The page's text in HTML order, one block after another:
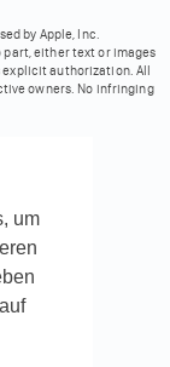
um
by Apple, Inc.
either text or images
explicit authorization. All
owners. No infringing